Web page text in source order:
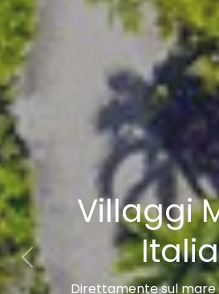
Villaggi
Mini
Previous